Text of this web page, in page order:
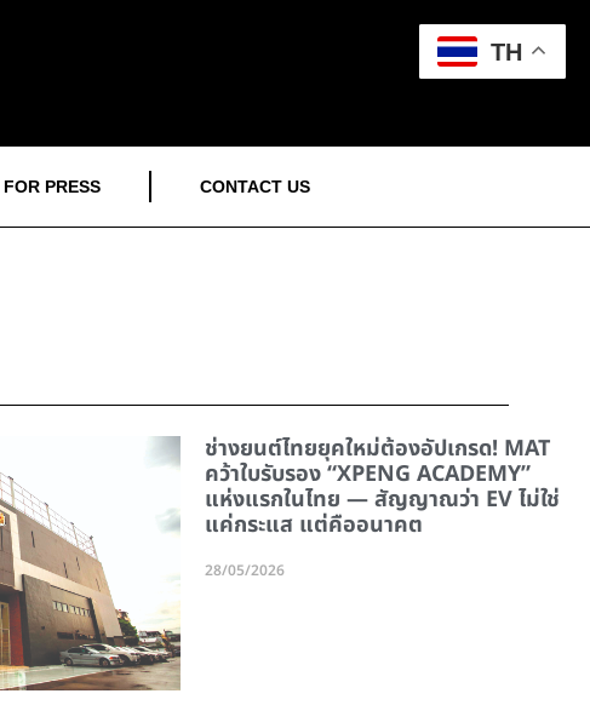
FOR PRESS CONTACT US
ช่างยนต์ไทยยุคใหม่ต้องอัปเกรด! MAT
คว้าใบรับรอง “XPENG ACADEMY”
แห่งแรกในไทย — สัญญาณว่า EV ไม่ใช่
แค่กระแส แต่คืออนาคต
28/05/2026
TH